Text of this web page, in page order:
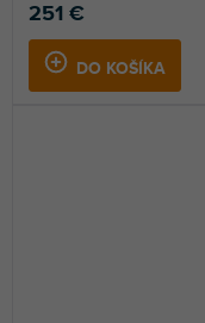
251 €
DO KOŠÍKA